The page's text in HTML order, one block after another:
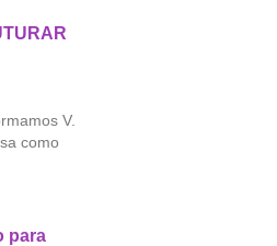
V.
como
para